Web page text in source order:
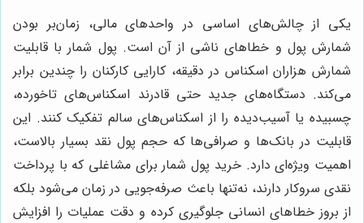
یکی از چالش‌های اساسی در واحدهای مالی، زمان‌بر بودن
شمارش پول و خطاهای ناشی از آن است. پول شمار با قابلیت
شمارش هزاران اسکناس در دقیقه، کارایی کارکنان را چندین برابر
می‌کند. دستگاه‌های جدید حتی قادرند اسکناس‌های تاخورده،
چسبیده یا آسیب‌دیده را از اسکناس‌های سالم تفکیک کنند. این
قابلیت در بانک‌ها و صرافی‌ها که حجم پول نقد بسیار بالاست،
اهمیت ویژه‌ای دارد. خرید پول شمار برای مشاغلی که با پرداخت
نقدی سروکار دارند، نه‌تنها باعث صرفه‌جویی در زمان می‌شود بلکه
از بروز خطاهای انسانی جلوگیری کرده و دقت عملیات را افزایش